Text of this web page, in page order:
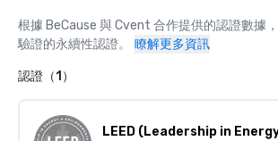
根據 BeCause 與 Cvent 合作提供的認證數據
驗證的永續性認證。
瞭解更多資訊
認證（1）
LEED (Leadership in